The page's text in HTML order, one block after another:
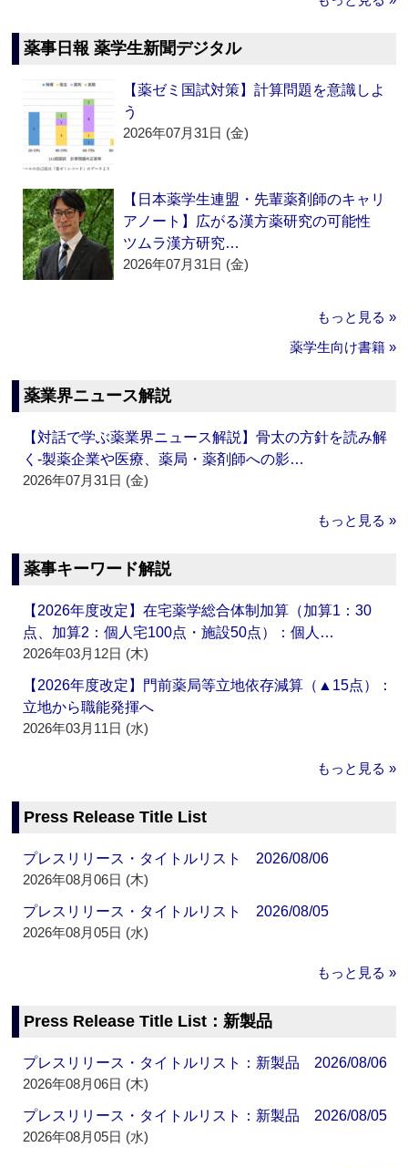
薬事日報 薬学生新聞デジタル
【薬ゼミ国試対策】計算問題を意識しよ
う
2026年07月31日 (金)
【日本薬学生連盟・先輩薬剤師のキャリ
アノート】広がる漢方薬研究の可能性
ツムラ漢方研究…
2026年07月31日 (金)
もっと見る »
薬学生向け書籍 »
薬業界ニュース解説
【対話で学ぶ薬業界ニュース解説】骨太の方針を読み解
く‐製薬企業や医療、薬局・薬剤師への影…
2026年07月31日 (金)
もっと見る »
薬事キーワード解説
【2026年度改定】在宅薬学総合体制加算（加算1：30
点、加算2：個人宅100点・施設50点）：個人…
2026年03月12日 (木)
【2026年度改定】門前薬局等立地依存減算（▲15点）：
立地から職能発揮へ
2026年03月11日 (水)
もっと見る »
Press Release Title List
プレスリリース・タイトルリスト 2026/08/06
2026年08月06日 (木)
プレスリリース・タイトルリスト 2026/08/05
2026年08月05日 (水)
もっと見る »
Press Release Title List：新製品
プレスリリース・タイトルリスト：新製品 2026/08/06
2026年08月06日 (木)
プレスリリース・タイトルリスト：新製品 2026/08/05
2026年08月05日 (水)